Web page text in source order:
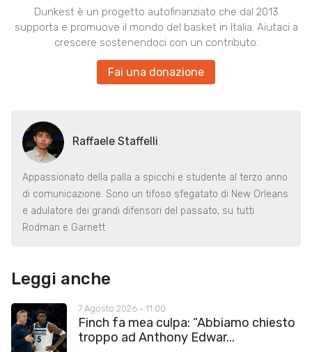
Dunkest è un progetto autofinanziato che dal 2013
supporta e promuove il mondo del basket in Italia. Aiutaci a
crescere sostenendoci con un contributo.
Fai una donazione
Raffaele Staffelli
Appassionato della palla a spicchi e studente al terzo anno
di comunicazione. Sono un tifoso sfegatato di New Orleans
e adulatore dei grandi difensori del passato, su tutti
Rodman e Garnett
Leggi anche
7 Agosto 2026 - 11:00
Finch fa mea culpa: “Abbiamo chiesto
troppo ad Anthony Edwar...